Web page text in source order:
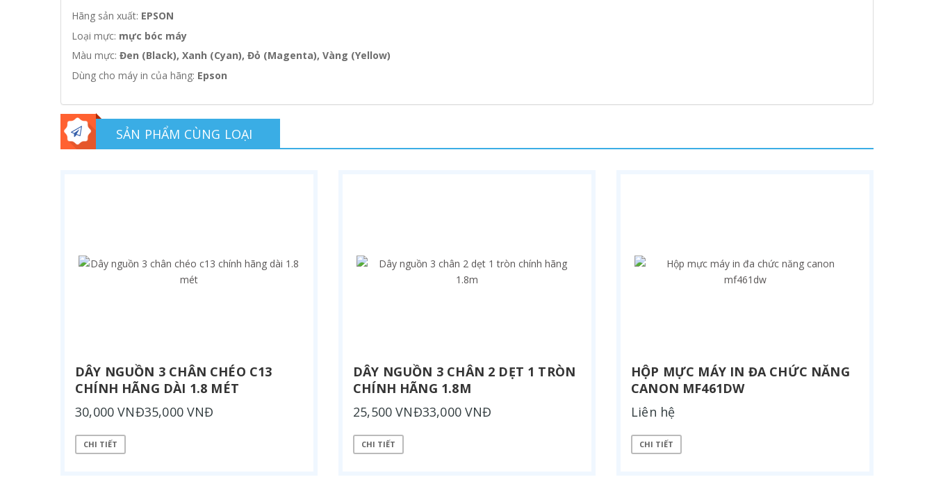
Hãng sản xuất: EPSON
Loại mực: mực bóc máy
Màu mực: Đen (Black), Xanh (Cyan), Đỏ (Magenta), Vàng (Yellow)
Dùng cho máy in của hãng: Epson
SẢN PHẨM CÙNG LOẠI
DÂY NGUỒN 3 CHÂN CHÉO C13
CHÍNH HÃNG DÀI 1.8 MÉT
30,000 VNĐ35,000 VNĐ
CHI TIẾT
DÂY NGUỒN 3 CHÂN 2 DẸT 1 TRÒN
CHÍNH HÃNG 1.8M
25,500 VNĐ33,000 VNĐ
CHI TIẾT
HỘP MỰC MÁY IN ĐA CHỨC NĂNG
CANON MF461DW
Liên hệ
CHI TIẾT